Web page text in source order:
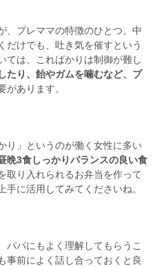
、プレママの特徴のひとつ。中
だけでも、吐き気を催すという
ては、こればかりは制御が難し
たり、飴やガムを噛むなど、プ
があります。
り」というのが働く女性に多い
晩3食しっかりバランスの良い食
取り入れられるお弁当を作って
に活用してみてくださいね。
パパにもよく理解してもらうこ
事前によく話し合っておくと良